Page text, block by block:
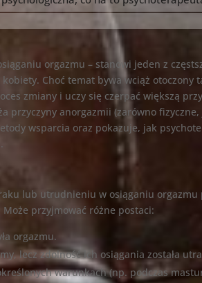
orgazmu – stanowi jeden z
Choć temat bywa wciąż otoczony
zmiany i uczy się czerpać większą
przyczyny anorgazmii (zarówno fizyczne,
wsparcia oraz pokazuje, jak
lub utrudnieniu w osiąganiu orgazmu
przyjmować różne postaci:
orgazmu.
lecz zdolność ich osiągania została
warunkach (np. podczas